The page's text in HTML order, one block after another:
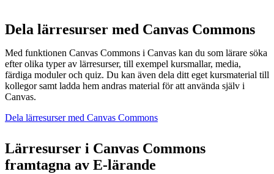
Dela lärresurser med Canvas Commons
Med funktionen Canvas Commons i Canvas kan du som lärare söka
efter olika typer av lärresurser, till exempel kursmallar, media,
färdiga moduler och quiz. Du kan även dela ditt eget kursmaterial till
kollegor samt ladda hem andras material för att använda själv i
Canvas.
Dela lärresurser med Canvas Commons
Lärresurser i Canvas Commons
framtagna av E-lärande